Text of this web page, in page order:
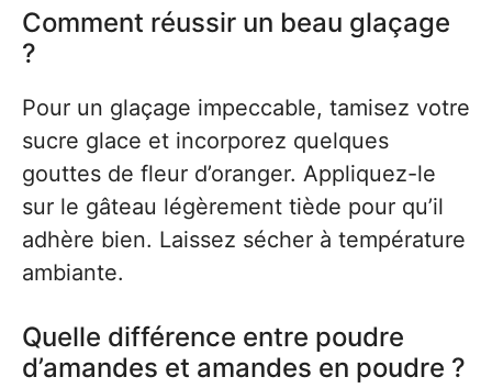
Comment réussir un beau glaçage
?
Pour un glaçage impeccable, tamisez votre
sucre glace et incorporez quelques
gouttes de fleur d’oranger. Appliquez-le
sur le gâteau légèrement tiède pour qu’il
adhère bien. Laissez sécher à température
ambiante.
Quelle différence entre poudre
d’amandes et amandes en poudre ?